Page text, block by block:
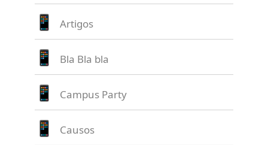
Artigos
Bla Bla bla
Campus Party
Causos